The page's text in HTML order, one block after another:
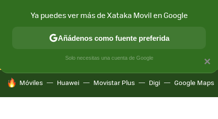
CONECTIVIDAD MÓVIL Y SOCIEDAD APLICACIONES
HOY SE HABLA DE
Móviles Huawei Movistar Plus Digi Google Maps
×
Ya puedes ver más de Xataka Movil en Google
Añádenos como fuente preferida
Solo necesitas una cuenta de Google